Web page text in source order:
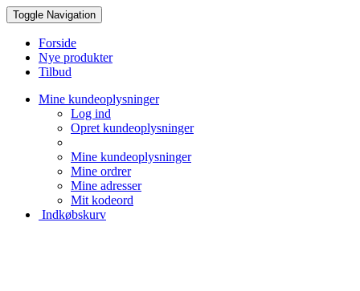
Toggle Navigation
Forside
Nye produkter
Tilbud
Mine kundeoplysninger
Log ind
Opret kundeoplysninger
Mine kundeoplysninger
Mine ordrer
Mine adresser
Mit kodeord
Indkøbskurv